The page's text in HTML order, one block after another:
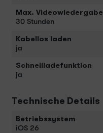
Max. Videowiedergabe
30 Stunden
Kabellos laden
ja
Schnellladefunktion
ja
Technische Details
Betriebssystem
iOS 26